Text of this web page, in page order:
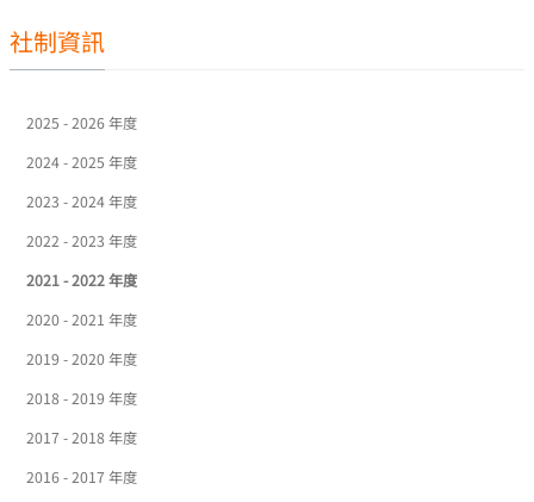
社制資訊
2025 - 2026 年度
2024 - 2025 年度
2023 - 2024 年度
2022 - 2023 年度
2021 - 2022 年度
2020 - 2021 年度
2019 - 2020 年度
2018 - 2019 年度
2017 - 2018 年度
2016 - 2017 年度